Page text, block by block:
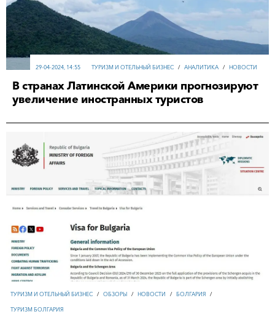
ТУРИЗМ И ОТЕЛЬНЫЙ БИЗНЕС / АНАЛИТИКА / НОВОСТИ
29-04-2024, 14:55
В странах Латинской Америки прогнозируют
увеличение иностранных туристов
ТУРИЗМ И ОТЕЛЬНЫЙ БИЗНЕС / ОБЗОРЫ / НОВОСТИ / БОЛГАРИЯ /
ТУРИЗМ БОЛГАРИЯ